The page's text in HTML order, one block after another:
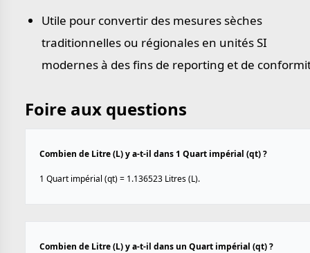
Utile pour convertir des mesures sèches
traditionnelles ou régionales en unités SI
modernes à des fins de reporting et de
Foire aux questions
Combien de Litre (L) y a-t-il dans 1 Quart impérial (qt) ?
1 Quart impérial (qt) = 1.136523 Litres (L).
Combien de Litre (L) y a-t-il dans un Quart impérial (qt) ?